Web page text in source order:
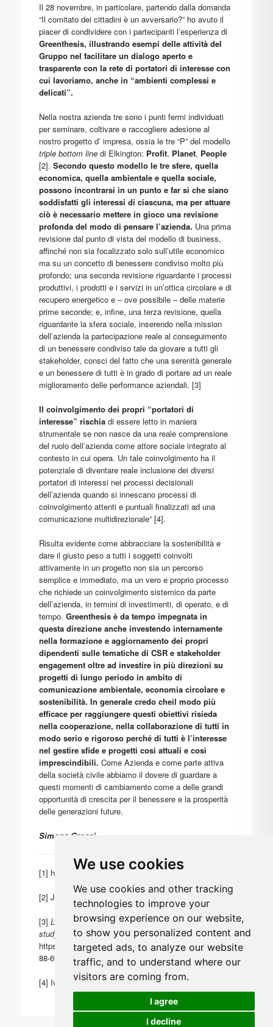
We use cookies
We use cookies and other tracking
technologies to improve your
browsing experience on our website,
to show you personalized content and
targeted ads, to analyze our website
traffic, and to understand where our
visitors are coming from.
I agree
I decline
Il 28 novembre, in particolare, partendo dalla domanda
“Il comitato dei cittadini è un avversario?” ho avuto il
piacer di condividere con i partecipanti l’esperienza di
Greenthesis, illustrando esempi delle attività del
Gruppo nel facilitare un dialogo aperto e
trasparente con la rete di portatori di interesse con
cui lavoriamo, anche in “ambienti complessi e
delicati”.
Nella nostra azienda tre sono i punti fermi individuati
per seminare, coltivare e raccogliere adesione al
nostro progetto d’ impresa, ossia le tre “P” del modello
triple bottom line di Elkington: Profit, Planet, People
[2].Secondo questo modello le tre sfere, quella
economica, quella ambientale e quella sociale,
possono incontrarsi in un punto e far sì che siano
soddisfatti gli interessi di ciascuna, ma per attuare
ciò è necessario mettere in gioco una revisione
profonda del modo di pensare l’azienda. Una prima
revisione dal punto di vista del modello di business,
affinché non sia focalizzato solo sull’utile economico
ma su un concetto di benessere condiviso molto più
profondo; una seconda revisione riguardante i processi
produttivi, i prodotti e i servizi in un’ottica circolare e di
recupero energetico e – ove possibile – delle materie
prime seconde; e, infine, una terza revisione, quella
riguardante la sfera sociale, inserendo nella mission
dell’azienda la partecipazione reale al conseguimento
di un benessere condiviso tale da giovare a tutti gli
stakeholder, consci del fatto che una serenità generale
e un benessere di tutti è in grado di portare ad un reale
miglioramento delle performance aziendali. [3]
Il coinvolgimento dei propri “portatori di
interesse” rischia di essere letto in maniera
strumentale se non nasce da una reale comprensione
del ruolo dell’azienda come attore sociale integrato al
contesto in cui opera. Un tale coinvolgimento ha il
potenziale di diventare reale inclusione dei diversi
portatori di interessi nei processi decisionali
dell’azienda quando si innescano processi di
coinvolgimento attenti e puntuali finalizzati ad una
comunicazione multidirezionale” [4].
Risulta evidente come abbracciare la sostenibilità e
dare il giusto peso a tutti i soggetti coinvolti
attivamente in un progetto non sia un percorso
semplice e immediato, ma un vero e proprio processo
che richiede un coinvolgimento sistemico da parte
dell’azienda, in termini di investimenti, di operato, e di
tempo.Greenthesis è da tempo impegnata in
questa direzione anche investendo internamente
nella formazione e aggiornamento dei propri
dipendenti sulle tematiche di CSR e stakeholder
engagement oltre ad investire in più direzioni su
progetti di lungo periodo in ambito di
comunicazione ambientale, economia circolare e
sostenibilità. In generale credo cheil modo più
efficace per raggiungere questi obiettivi risieda
nella cooperazione, nella collaborazione di tutti in
modo serio e rigoroso perché di tutti è l’interesse
nel gestire sfide e progetti così attuali e così
imprescindibili. Come Azienda e come parte attiva
della società civile abbiamo il dovere di guardare a
questi momenti di cambiamento come a delle grandi
opportunità di crescita per il benessere e la prosperità
delle generazioni future.
Simona Grossi
[1] https://www.cooperica.it/lavori/
[2] J. Elkington, 1997.
[3]L’azienda sostenibile: Trend, strumenti e case
study
, a cura di Marco Fasan e Stefano Bianchi, p.82,
https://edizionicafoscari.unive.it/media/pdf/books/978-
88-6969-202-4/978-88-6969-202-4_bRd7yhz.pdf
[4] Ivi, p.92